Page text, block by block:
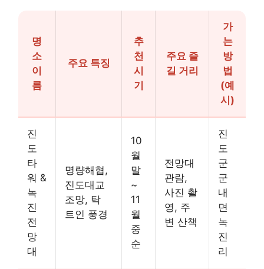
명
소
이
름
주요 특징
추
천
시
기
주요 즐
길 거리
가
는
방
법
(예
시)
진
도
타
워 &
녹
진
전
망
대
명량해협,
진도대교
조망, 탁
트인 풍경
10
월
말
~
11
월
중
순
전망대
관람,
사진 촬
영, 주
변 산책
진
도
군
군
내
면
녹
진
리